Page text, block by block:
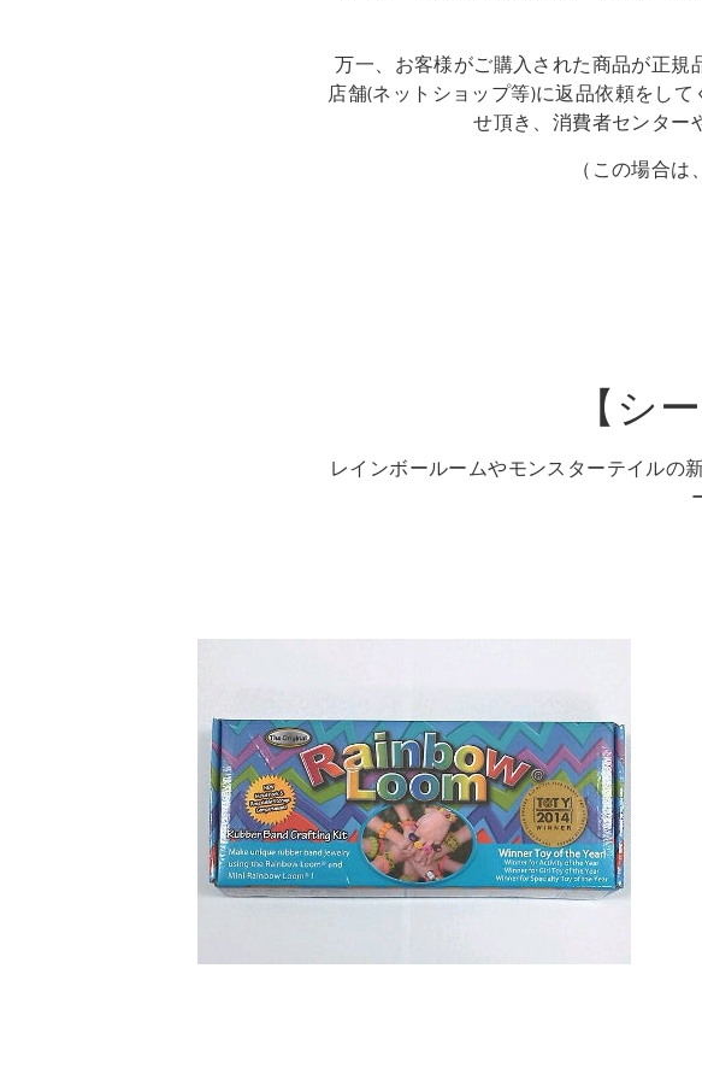
万一、お客様がご購入された商品が正規
店舗(ネットショップ等)に返品依頼をし
せ頂き、消費者センター
（この場合は
【シ
レインボールームやモンスターテイルの